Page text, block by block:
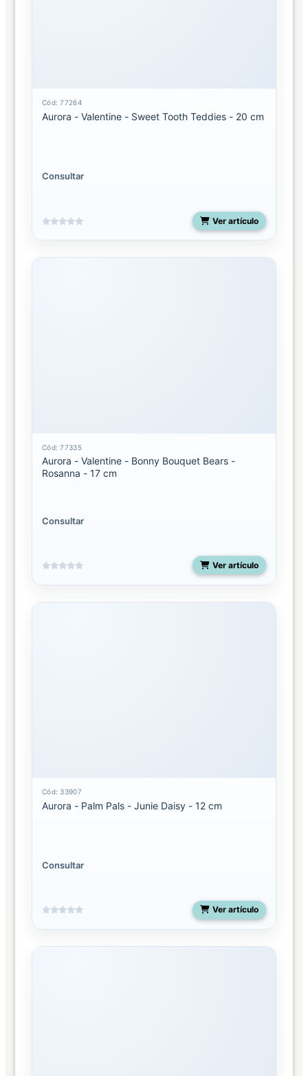
Cód: 77264
Aurora - Valentine - Sweet Tooth Teddies - 20 cm
Consultar
Ver artículo
Cód: 77335
Aurora - Valentine - Bonny Bouquet Bears -
Rosanna - 17 cm
Consultar
Ver artículo
Cód: 33907
Aurora - Palm Pals - Junie Daisy - 12 cm
Consultar
Ver artículo